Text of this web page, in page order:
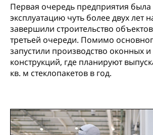
Первая очередь предприятия была
эксплуатацию чуть более двух лет
завершили строительство
третьей очереди. Помимо
запустили производство оконных
конструкций, где планируют
кв. м стеклопакетов в год.